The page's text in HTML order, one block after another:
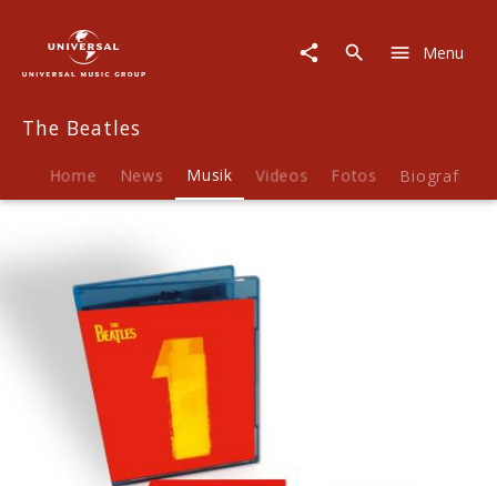
Musik
ray)
Menu
The Beatles
Home News Musik Videos Fotos Biografie